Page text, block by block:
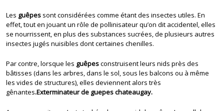
Les guêpes sont considérées comme étant des insectes utiles. En
effet, tout en jouant un rôle de pollinisateur qu’on dit accidentel, elles
se nourrissent, en plus des substances sucrées, de plusieurs autres
insectes jugés nuisibles dont certaines chenilles.
Par contre, lorsque les guêpesconstruisent leurs nids près des
bâtisses (dans les arbres, dans le sol, sous les balcons ou à même
les vides de structures), elles deviennent alors très
gênantes.Exterminateur de guepes chateaugay.